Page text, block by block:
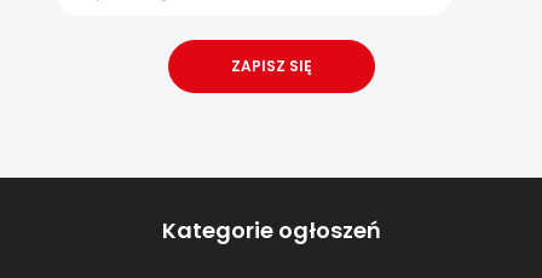
Kategorie ogłoszeń